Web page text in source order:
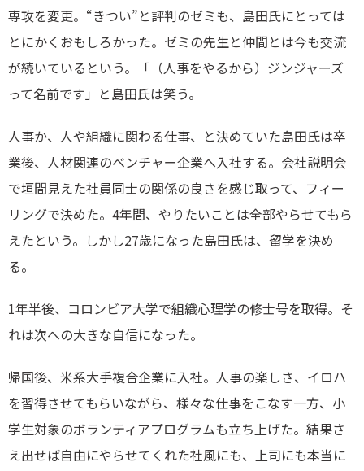
専攻を変更。“きつい”と評判のゼミも、島田氏にとっては
とにかくおもしろかった。ゼミの先生と仲間とは今も交流
が続いているという。「（人事をやるから）ジンジャーズ
って名前です」と島田氏は笑う。
人事か、人や組織に関わる仕事、と決めていた島田氏は卒
業後、人材関連のベンチャー企業へ入社する。会社説明会
で垣間見えた社員同士の関係の良さを感じ取って、フィー
リングで決めた。4年間、やりたいことは全部やらせてもら
えたという。しかし27歳になった島田氏は、留学を決め
る。
1年半後、コロンビア大学で組織心理学の修士号を取得。そ
れは次への大きな自信になった。
帰国後、米系大手複合企業に入社。人事の楽しさ、イロハ
を習得させてもらいながら、様々な仕事をこなす一方、小
学生対象のボランティアプログラムも立ち上げた。結果さ
え出せば自由にやらせてくれた社風にも、上司にも本当に